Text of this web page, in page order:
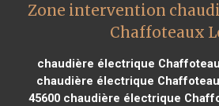
Zone intervention
Chaffoteaux
chaudière électrique
chaudière électrique
45600chaudière électrique